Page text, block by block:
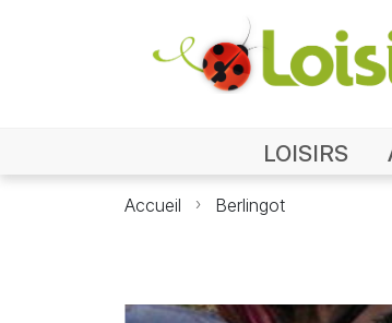
LOISIRS
Accueil Berlingot